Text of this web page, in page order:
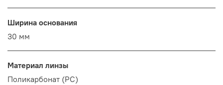
Ширина основания
30 мм
Материал линзы
Поликарбонат (PC)